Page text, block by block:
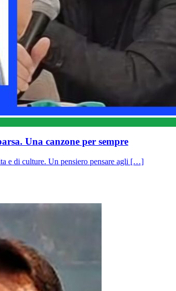
Una canzone per sempre
e di culture. Un pensiero pensare agli […]